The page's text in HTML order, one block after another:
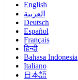
English
العربية
Deutsch
Español
Français
हिन्दी
Bahasa Indonesia
Italiano
日本語